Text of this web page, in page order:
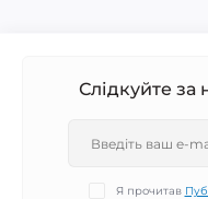
Слідкуйте за
Я прочитав